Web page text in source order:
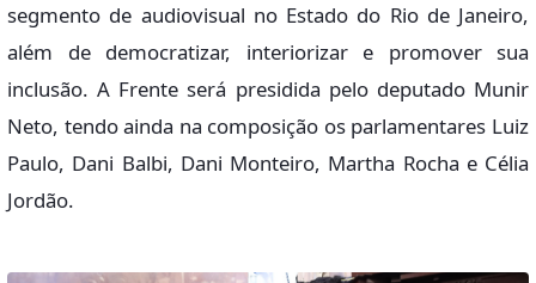
segmento de audiovisual no Estado do Rio de Janeiro,
além de democratizar, interiorizar e promover sua
inclusão. A Frente será presidida pelo deputado Munir
Neto, tendo ainda na composição os parlamentares Luiz
Paulo, Dani Balbi, Dani Monteiro, Martha Rocha e Célia
Jordão.